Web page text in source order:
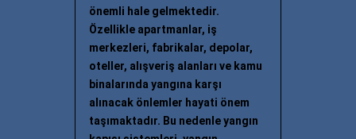
önemli hale gelmektedir.
Özellikle apartmanlar, iş
merkezleri, fabrikalar, depolar,
oteller, alışveriş alanları ve kamu
binalarında yangına karşı
alınacak önlemler hayati önem
taşımaktadır. Bu nedenle yangın